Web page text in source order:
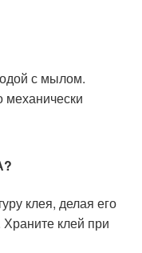
с мылом.
механически
клея, делая его
клей при